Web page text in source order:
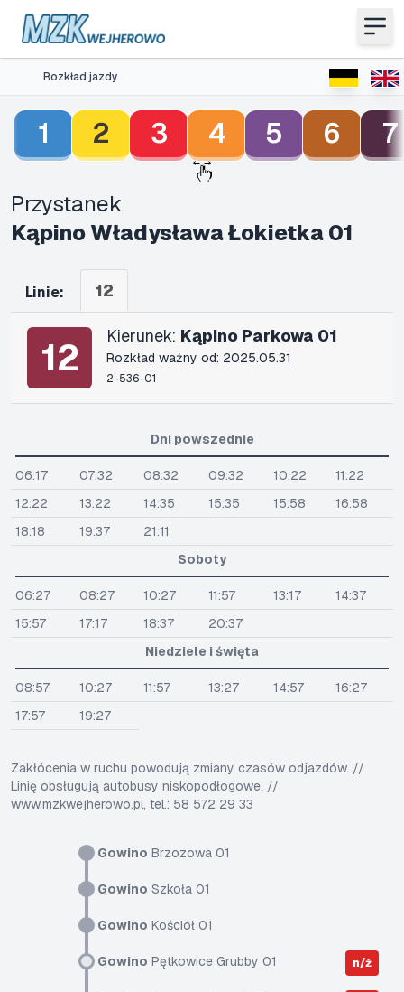
Rozkład jazdy
1 2 3 4 5 6 7
Przystanek
Kąpino Władysława Łokietka 01
Linie: 12
12 Kierunek: Kąpino Parkowa 01
Rozkład ważny od: 2025.05.31
2-536-01
Gowino Brzozowa 01
Gowino Szkoła 01
Gowino Kościół 01
Gowino Pętkowice Grubby 01 n/ż
Dni powszednie
06:17 07:32 08:32 09:32 10:22
11:22
12:22
13:22 14:35 15:35 15:58
16:58
18:18
19:37
21:11
Soboty
06:27 08:27 10:27 11:57 13:17
14:37
15:57
17:17 18:37
20:37
Niedziele i święta
08:57 10:27 11:57 13:27 14:57
16:27
17:57
19:27
Zakłócenia w ruchu powodują zmiany czasów odjazdów. //
Linię obsługują autobusy niskopodłogowe. //
www.mzkwejherowo.pl, tel.: 58 572 29 33